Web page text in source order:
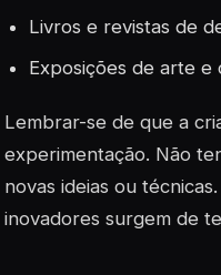
Livros e revistas de
Exposições de arte e
Lembrar-se de que a
experimentação. Não
novas ideias ou
inovadores surgem de